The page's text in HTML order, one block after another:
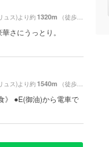
ュス)より約1320m （徒歩23分）
さにうっとり。
ュス)より約1540m （徒歩26分）
》 ●E(御油)から電車で